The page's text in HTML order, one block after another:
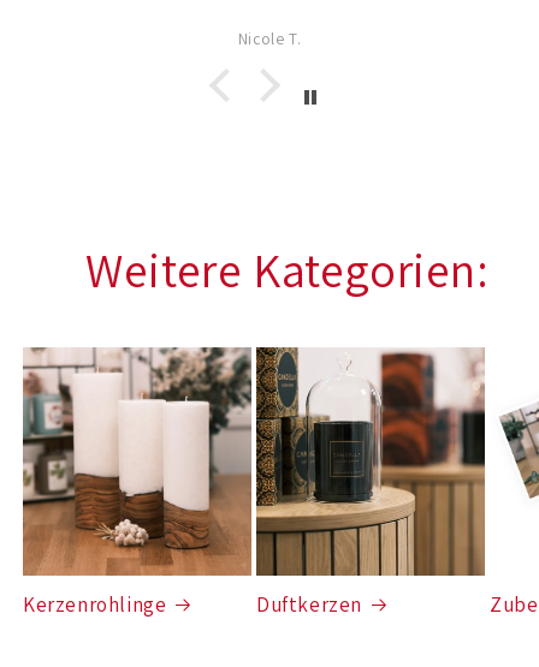
Nicole T.
Weitere Kategorien:
Kerzenrohlinge Duftkerzen